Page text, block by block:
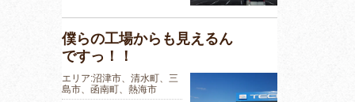
僕らの工場からも見えるん
ですっ！！
エリア:沼津市、清水町、三
島市、函南町、熱海市